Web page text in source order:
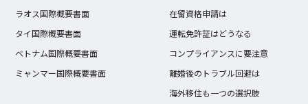
ラオス国際概要書面
タイ国際概要書面
ベトナム国際概要書面
ミャンマー国際概要書面
在留資格申請は
運転免許証はどうなる
コンプライアンスに要注意
離婚後のトラブル回避は
海外移住も一つの選択肢